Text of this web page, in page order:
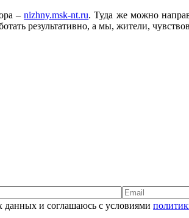
–nizhny.msk-nt.ru. Туда же можно
результативно, а мы, жители,
данных и соглашаюсь с условиями